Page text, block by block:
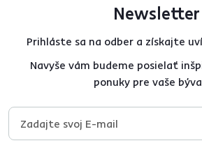
Newsletter
Prihláste sa na odber a získajte
Navyše vám budeme posielať
ponuky pre vaše